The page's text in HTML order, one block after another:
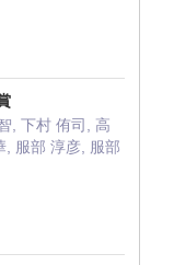
, 下村 侑司, 高
, 服部 淳彦, 服部